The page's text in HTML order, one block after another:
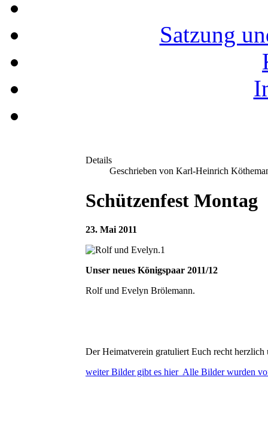
Satzung
Details
Geschrieben von Karl-Heinrich
Schützenfest Montag
23. Mai 2011
Unser neues Königspaar 2011/12
Rolf und Evelyn Brölemann.
Der Heimatverein gratuliert Euch recht herzlich
weiter Bilder gibt es hierAlle Bilder wurden